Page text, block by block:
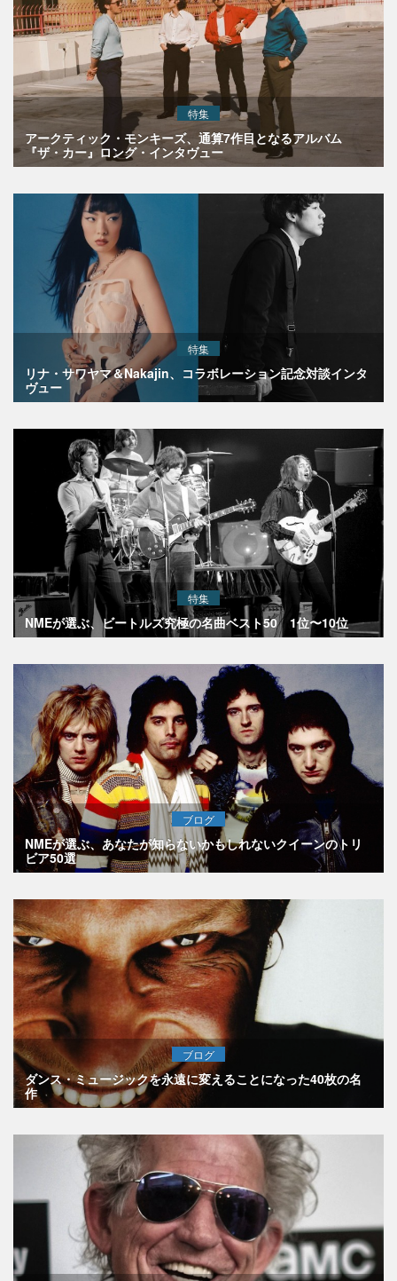
特集
アークティック・モンキーズ、通算7作目となるアルバム
『ザ・カー』ロング・インタヴュー
特集
リナ・サワヤマ＆Nakajin、コラボレーション記念対談インタ
ヴュー
特集
NMEが選ぶ、ビートルズ究極の名曲ベスト50 1位〜10位
ブログ
NMEが選ぶ、あなたが知らないかもしれないクイーンのトリ
ビア50選
ブログ
ダンス・ミュージックを永遠に変えることになった40枚の名
作